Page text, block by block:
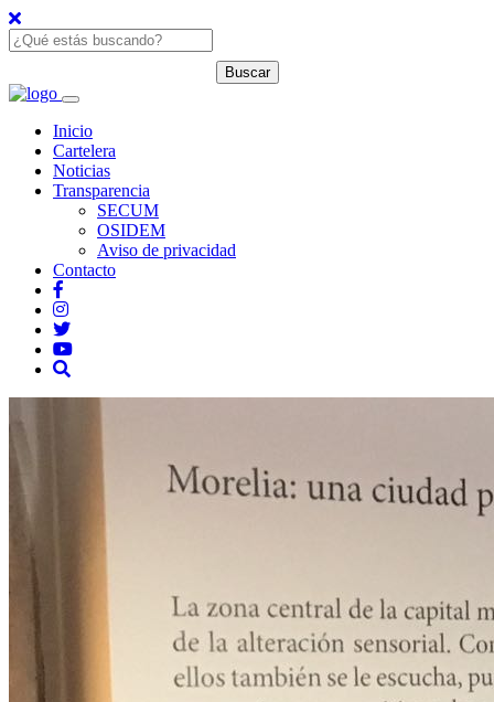
Inicio
Cartelera
Noticias
Transparencia
SECUM
OSIDEM
Aviso de privacidad
Contacto